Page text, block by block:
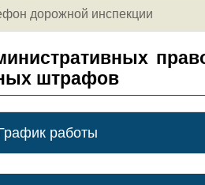
дорожной инспекции
штрафов
работы